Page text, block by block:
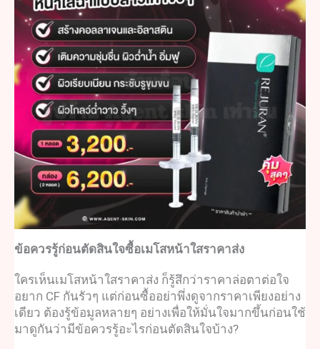
ข้อควรรู้ก่อนตัดสินใจซื้อเมโสหน้าใสราคาส่ง
ใครเห็นเมโสหน้าใสราคาส่ง ก็รู้สึกว่าราคาล่อตาต่อใจ
อยาก CF กันรัวๆ แต่ก่อนซื้ออย่าพึ่งดูจากราคาเพียงอย่าง
เดียว ต้องรู้ข้อมูลหลายๆ อย่างเพื่อให้มั่นใจมากขึ้นก่อนใช้
มาดูกันว่ามีข้อควรรู้อะไรก่อนตัดสินใจบ้าง?